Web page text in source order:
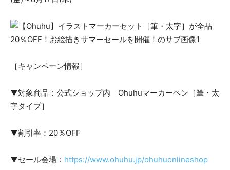
［キャンペーン情報］
▼対象商品：公式ショップ内 Ohuhuマーカーペン［筆・太
字タイプ］
▼割引率：20％OFF
▼セール会場： https://www.ohuhu.jp/ohuhuonlineshop